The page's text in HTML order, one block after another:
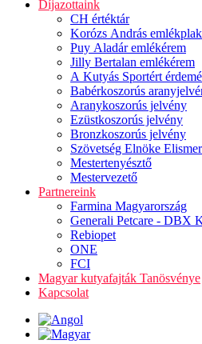
Díjazottaink
CH értéktár
Korózs András
Puy Aladár emlékérem
Jilly Bertalan emlékérem
A Kutyás Sportért
Babérkoszorús
Aranykoszorús jelvény
Ezüstkoszorús jelvény
Bronzkoszorús jelvény
Szövetség Elnöke
Mestertenyésztő
Mestervezető
Partnereink
Farmina Magyarország
Generali Petcare - DBX
Rebiopet
ONE
FCI
Magyar kutyafajták Tanösvénye
Kapcsolat